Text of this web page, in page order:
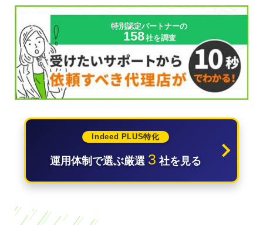
特別認定パートナーの
158社を調査
Indeed PLUS特化
運用体制で選ぶ厳選 3 社を見る